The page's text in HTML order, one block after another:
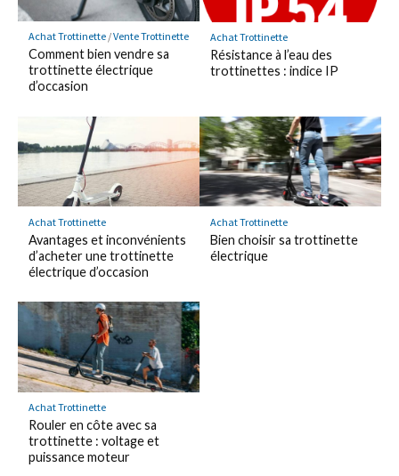
Achat Trottinette/Vente Trottinette
Comment bien vendre sa
trottinette électrique
d’occasion
Achat Trottinette
Résistance à l’eau des
trottinettes : indice IP
Achat Trottinette
Avantages et inconvénients
d’acheter une trottinette
électrique d’occasion
Achat Trottinette
Bien choisir sa trottinette
électrique
Achat Trottinette
Rouler en côte avec sa
trottinette : voltage et
puissance moteur